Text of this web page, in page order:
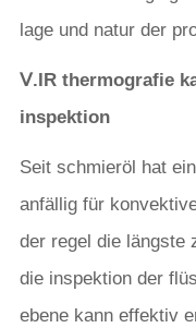
lage und natur der
Ⅴ.IR thermografie
inspektion
Seit schmieröl hat
anfällig für
der regel die längste
die inspektion der
ebene kann effektiv